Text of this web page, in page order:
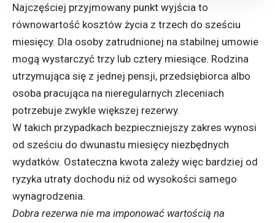
Najczęściej przyjmowany punkt wyjścia to
równowartość kosztów życia z trzech do sześciu
miesięcy. Dla osoby zatrudnionej na stabilnej umowie
mogą wystarczyć trzy lub cztery miesiące. Rodzina
utrzymująca się z jednej pensji, przedsiębiorca albo
osoba pracująca na nieregularnych zleceniach
potrzebuje zwykle większej rezerwy.
W takich przypadkach bezpieczniejszy zakres wynosi
od sześciu do dwunastu miesięcy niezbędnych
wydatków. Ostateczna kwota zależy więc bardziej od
ryzyka utraty dochodu niż od wysokości samego
wynagrodzenia.
Dobra rezerwa nie ma imponować wartością na